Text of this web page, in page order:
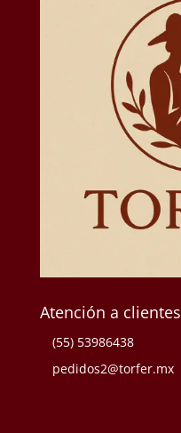
Atención a clientes
(55) 53986438
pedidos2@torfer.mx